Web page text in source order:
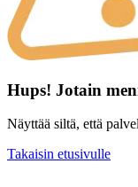
Hups! Jotain
Näyttää siltä, että
Takaisin etusivulle